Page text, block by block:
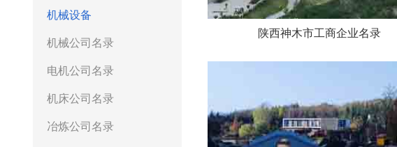
机械设备
机械公司名录
电机公司名录
机床公司名录
冶炼公司名录
陕西神木市工商企业名录